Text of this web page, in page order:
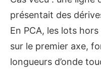
présentait des
En PCA, les lots
sur le premier axe,
longueurs d’onde